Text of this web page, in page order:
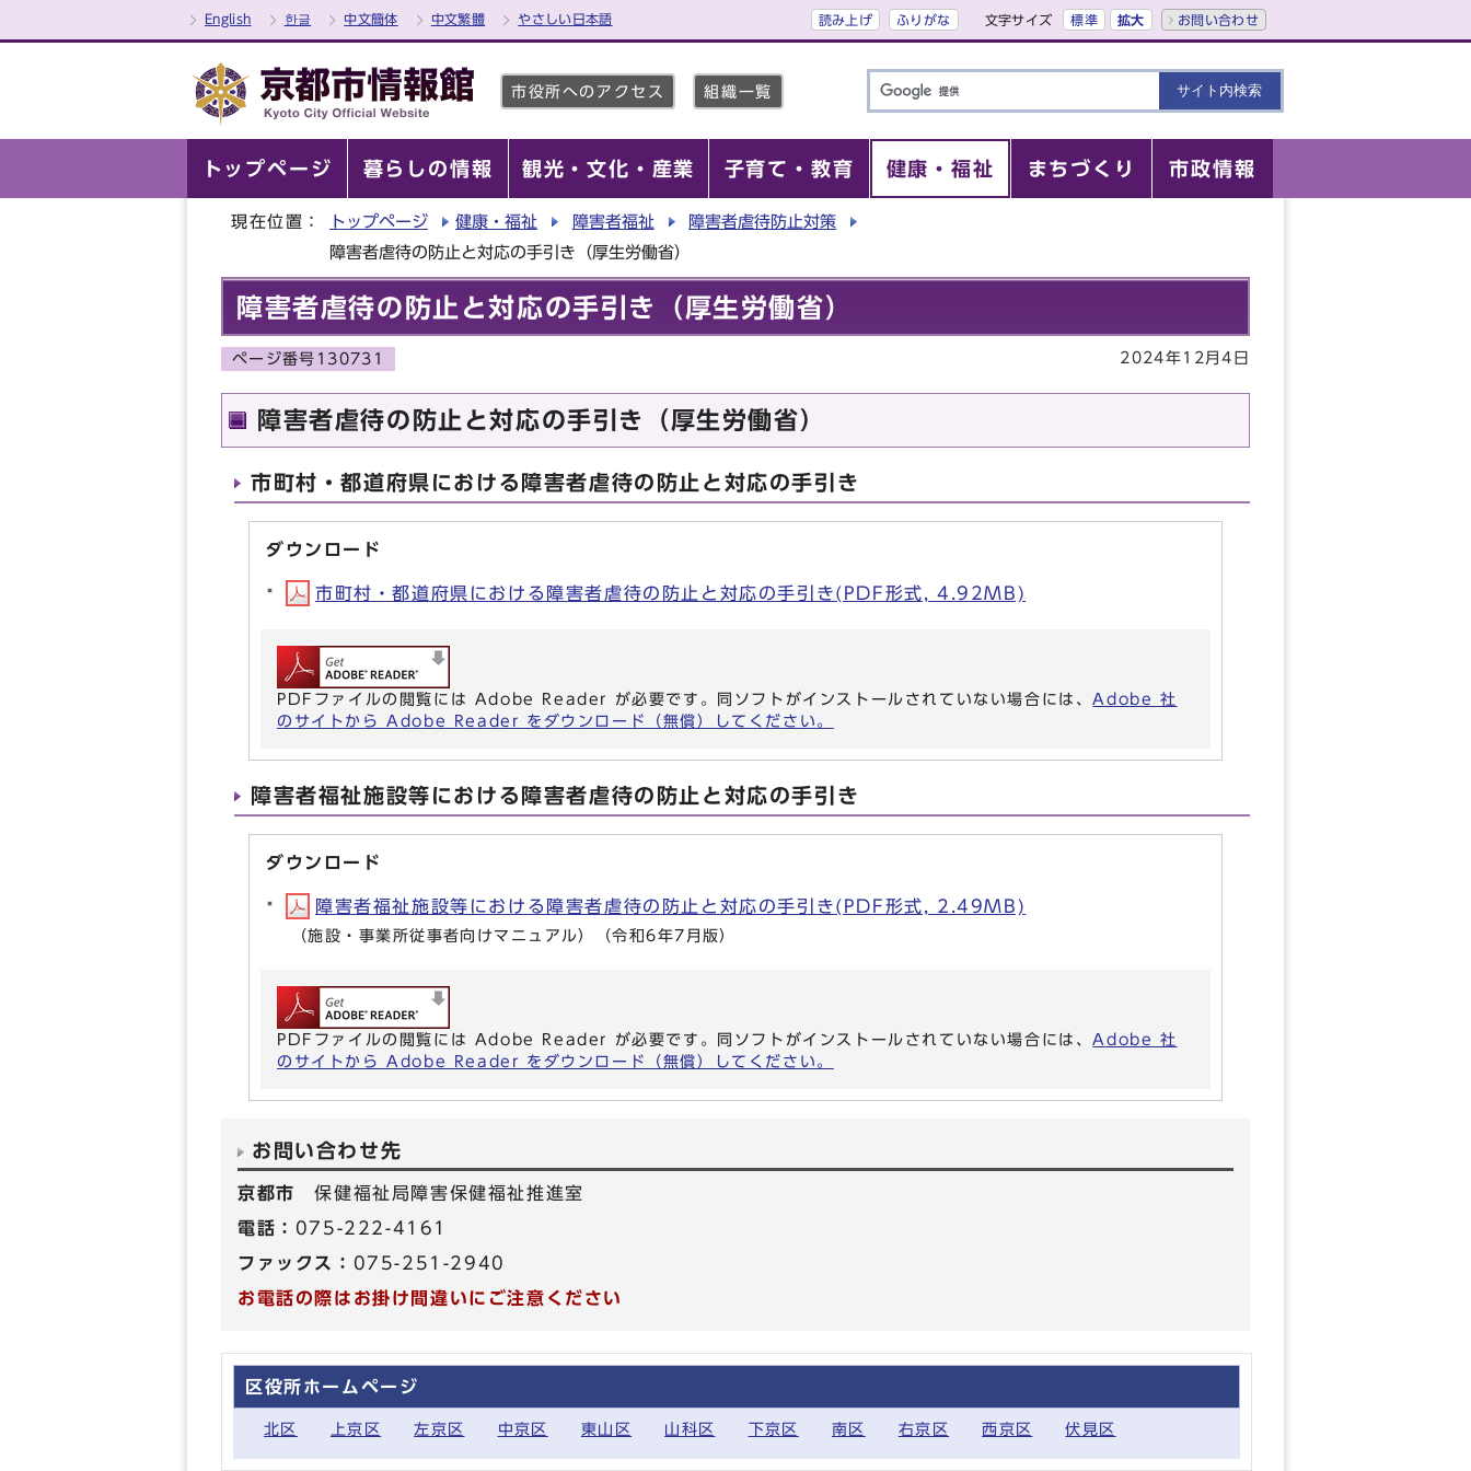
English 한글 中文簡体 中文繁體 やさしい日本語 読み上げ ふりがな 文字サイズ 標準 拡大 お問い合わせ
市役所へのアクセス 組織一覧
トップページ 暮らしの情報 観光・文化・産業 子育て・教育 健康・福祉 まちづくり 市政情報
現在位置： トップページ 健康・福祉 障害者福祉
障害者虐待防止対策
障害者虐待の防止と対応の手引き（厚生労働省）
障害者虐待の防止と対応の手引き（厚生労働省）
ページ番号130731 2024年12月4日
障害者虐待の防止と対応の手引き（厚生労働省）
市町村・都道府県における障害者虐待の防止と対応の手引き
ダウンロード
市町村・都道府県における障害者虐待の防止と対応の手引き(PDF形式, 4.92MB)
PDFファイルの閲覧には Adobe Reader が必要です。同ソフトがインストールされていない場合には、Adobe 社
のサイトから Adobe Reader をダウンロード（無償）してください。
障害者福祉施設等における障害者虐待の防止と対応の手引き
ダウンロード
障害者福祉施設等における障害者虐待の防止と対応の手引き(PDF形式, 2.49MB)
（施設・事業所従事者向けマニュアル）（令和6年7月版）
PDFファイルの閲覧には Adobe Reader が必要です。同ソフトがインストールされていない場合には、Adobe 社
のサイトから Adobe Reader をダウンロード（無償）してください。
お問い合わせ先
京都市保健福祉局障害保健福祉推進室
電話： 075-222-4161
ファックス： 075-251-2940
お電話の際はお掛け間違いにご注意ください
区役所ホームページ
北区 上京区 左京区 中京区 東山区 山科区 下京区 南区 右京区 西京区 伏見区